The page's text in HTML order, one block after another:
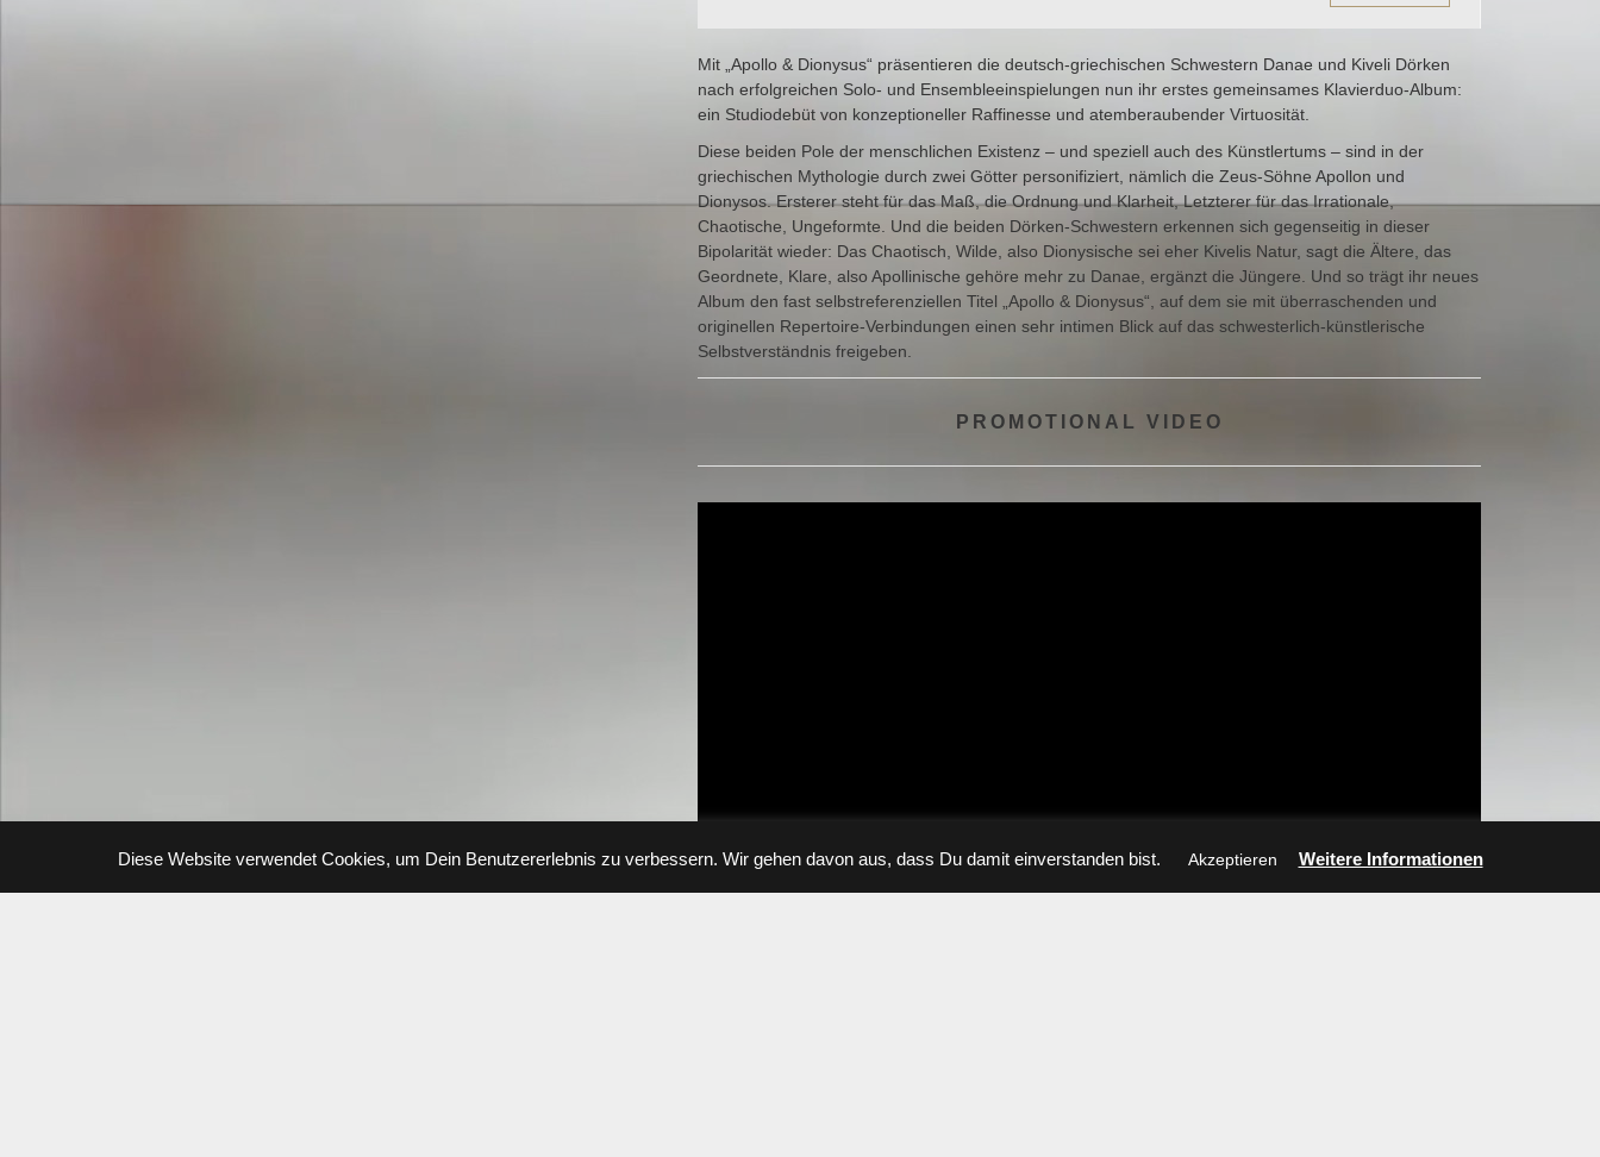
Mit „Apollo & Dionysus“ präsentieren die deutsch-griechischen Schwestern Danae und Kiveli Dörken
nach erfolgreichen Solo- und Ensembleeinspielungen nun ihr erstes gemeinsames Klavierduo-Album:
ein Studiodebüt von konzeptioneller Raffinesse und atemberaubender Virtuosität.
Diese beiden Pole der menschlichen Existenz – und speziell auch des Künstlertums – sind in der
griechischen Mythologie durch zwei Götter personifiziert, nämlich die Zeus-Söhne Apollon und
Dionysos. Ersterer steht für das Maß, die Ordnung und Klarheit, Letzterer für das Irrationale,
Chaotische, Ungeformte. Und die beiden Dörken-Schwestern erkennen sich gegenseitig in dieser
Bipolarität wieder: Das Chaotisch, Wilde, also Dionysische sei eher Kivelis Natur, sagt die Ältere, das
Geordnete, Klare, also Apollinische gehöre mehr zu Danae, ergänzt die Jüngere. Und so trägt ihr neues
Album den fast selbstreferenziellen Titel „Apollo & Dionysus“, auf dem sie mit überraschenden und
originellen Repertoire-Verbindungen einen sehr intimen Blick auf das schwesterlich-künstlerische
Selbstverständnis freigeben.
PROMOTIONAL VIDEO
Diese Website verwendet Cookies, um Dein Benutzererlebnis zu verbessern. Wir gehen davon aus, dass Du damit einverstanden bist. Akzeptieren Weitere Informationen